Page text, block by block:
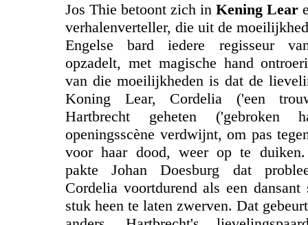
Jos Thie betoont zich in Kening Lear
verhalenverteller, die uit de
Engelse bard iedere regisseur
opzadelt, met magische hand
van die moeilijkheden is dat de
Koning Lear, Cordelia ('een
Hartbrecht geheten
openingsscène verdwijnt, om pas
voor haar dood, weer op te
pakte Johan Doesburg dat
Cordelia voortdurend als een
stuk heen te laten zwerven. Dat